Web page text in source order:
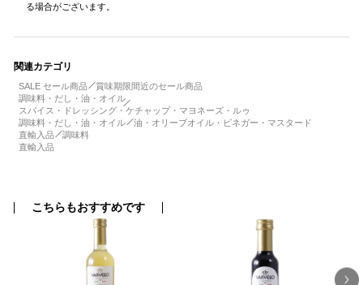
る場合がございます。
関連カテゴリ
SALE セール商品
賞味期限間近のセール商品
調味料・だし・油・オイル
スパイス・ドレッシング・ケチャップ・マヨネーズ・ルゥ
調味料・だし・油・オイル
油・オリーブオイル・ビネガー・マスタード
直輸入品
調味料
直輸入品
こちらもおすすめです